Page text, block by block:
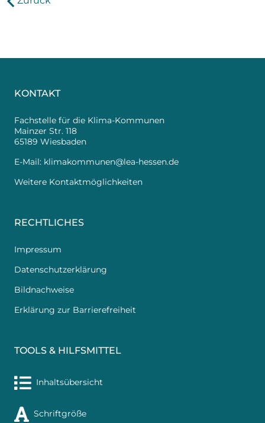
KONTAKT
Fachstelle für die Klima-Kommunen
Mainzer Str. 118
65189 Wiesbaden
E-Mail: klimakommunen@lea-hessen.de
Weitere Kontaktmöglichkeiten
RECHTLICHES
Impressum
Datenschutzerklärung
Bildnachweise
Erklärung zur Barrierefreiheit
TOOLS & HILFSMITTEL
Inhaltsübersicht
Schriftgröße